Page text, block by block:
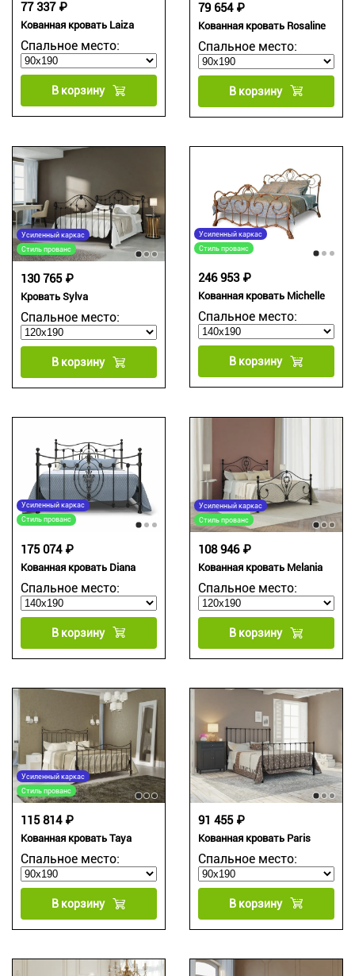
Кованная кровать Laiza
Спальное место:
77 337 ₽
В корзину
Кованная кровать Rosaline
Спальное место:
79 654 ₽
В корзину
Усиленный каркас
Стиль прованс
Кровать Sylva
Спальное место:
130 765 ₽
В корзину
Усиленный каркас
Стиль прованс
Кованная кровать Michelle
Спальное место:
246 953 ₽
В корзину
Усиленный каркас
Стиль прованс
Кованная кровать Diana
Спальное место:
175 074 ₽
В корзину
Усиленный каркас
Стиль прованс
Кованная кровать Melania
Спальное место:
108 946 ₽
В корзину
Усиленный каркас
Стиль прованс
Кованная кровать Taya
Спальное место:
115 814 ₽
В корзину
Кованная кровать Paris
Спальное место:
91 455 ₽
В корзину